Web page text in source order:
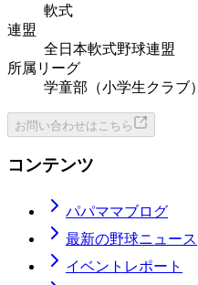
軟式
連盟
全日本軟式野球連盟
所属リーグ
学童部（小学生クラブ）
お問い合わせはこちら
コンテンツ
パパママブログ
最新の野球ニュース
イベントレポート